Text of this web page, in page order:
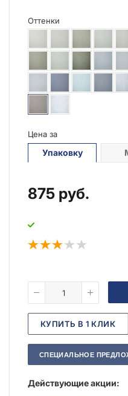
Оттенки
Цена за
Упаковку
875 руб.
КУПИТЬ В 1 КЛИК
СПЕЦИАЛЬНОЕ
Действующие акции: